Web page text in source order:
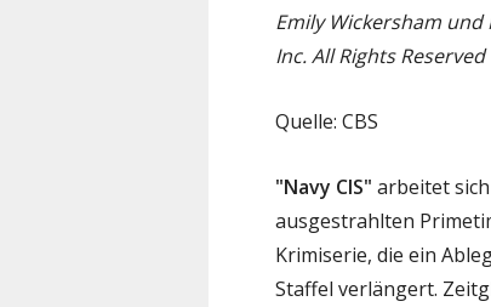
Emily Wickersham und
Inc. All Rights Reserved
Quelle: CBS
"Navy CIS" arbeitet
ausgestrahlten
Krimiserie, die ein
Staffel verlängert.